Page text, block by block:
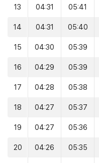
13 04:31 05:41
14 04:31 05:40
15 04:30 05:39
16 04:29 05:39
17 04:28 05:38
18 04:27 05:37
19 04:27 05:36
20 04:26 05:35